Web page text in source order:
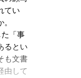
てい
「事
るとい
も文書
由して